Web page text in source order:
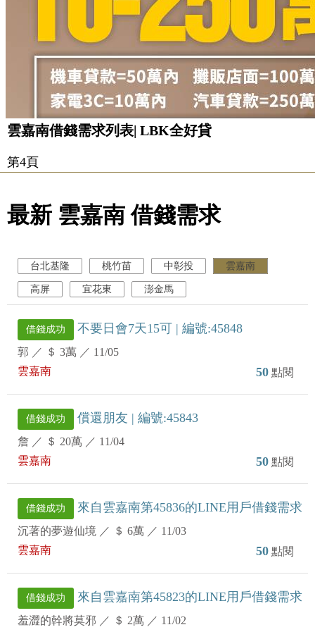
雲嘉南借錢需求列表| LBK全好貸
第4頁
最新 雲嘉南 借錢需求
台北基隆 桃竹苗 中彰投 雲嘉南
高屏 宜花東 澎金馬
借錢成功 不要日會7天15可 | 編號:45848
郭 ／ ＄ 3萬 ／ 11/05
雲嘉南
50 點閱
借錢成功 償還朋友 | 編號:45843
詹 ／ ＄ 20萬 ／ 11/04
雲嘉南
50 點閱
借錢成功 來自雲嘉南第45836的LINE用戶借錢需求
沉著的夢遊仙境 ／ ＄ 6萬 ／ 11/03
雲嘉南
50 點閱
借錢成功 來自雲嘉南第45823的LINE用戶借錢需求
羞澀的幹將莫邪 ／ ＄ 2萬 ／ 11/02